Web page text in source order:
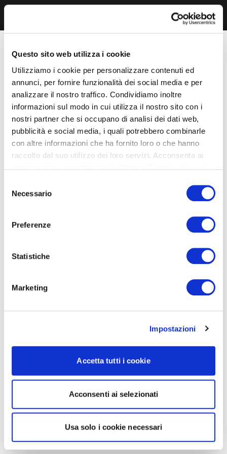
Questo sito web utilizza i cookie
Utilizziamo i cookie per personalizzare contenuti ed
annunci, per fornire funzionalità dei social media e per
analizzare il nostro traffico. Condividiamo inoltre
informazioni sul modo in cui utilizza il nostro sito con i
nostri partner che si occupano di analisi dei dati web,
pubblicità e social media, i quali potrebbero combinarle
con altre informazioni che ha fornito loro o che hanno
raccolto dal suo utilizzo dei loro servizi. Acconsenta ai
delNecessario
Preferenze
Statistiche
Marketing
Impostazioni
Accetta tutti i cookie
Acconsenti ai selezionati
Usa solo i cookie necessari